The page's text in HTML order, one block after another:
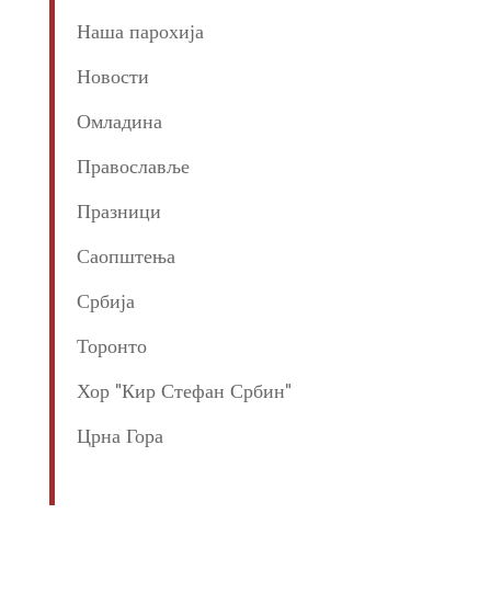
Наша парохија
Новости
Омладина
Православље
Празници
Саопштења
Србија
Торонто
Хор "Кир Стефан Србин"
Црна Гора